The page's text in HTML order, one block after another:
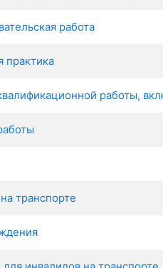
работа
работы,
транспорте